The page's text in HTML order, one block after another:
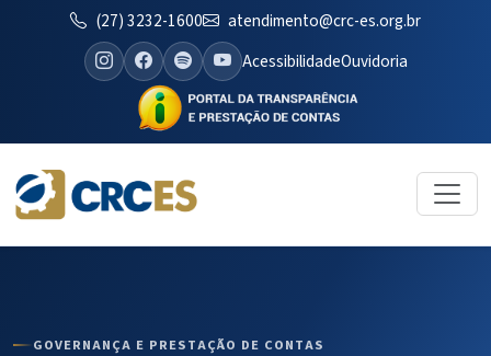
(27) 3232-1600
atendimento@crc-es.org.br
AcessibilidadeOuvidoria
GOVERNANÇA E PRESTAÇÃO DE CONTAS